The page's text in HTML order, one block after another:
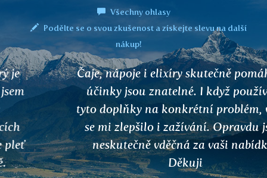
Všechny ohlasy
Podělte se o svou zkušenost a získejte slevu na další
nákup!
Čaje, nápoje i elixíry skutečně pomáhají a
účinky jsou znatelné. I když používám
tyto doplňky na konkrétní problém, velice
se mi zlepšilo i zažívání. Opravdu jsem
neskutečně vděčná za vaši nabídku!
Děkuji